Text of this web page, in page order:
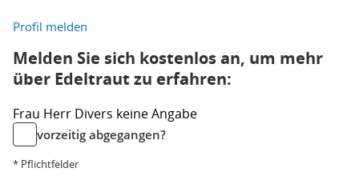
Profil melden
Melden Sie sich kostenlos an, um mehr
über Edeltraut zu erfahren:
Frau Herr Divers keine Angabe
vorzeitig abgegangen?
* Pflichtfelder